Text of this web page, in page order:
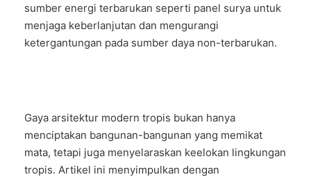
sumber energi terbarukan seperti panel surya untuk
menjaga keberlanjutan dan mengurangi
ketergantungan pada sumber daya non-terbarukan.
Gaya arsitektur modern tropis bukan hanya
menciptakan bangunan-bangunan yang memikat
mata, tetapi juga menyelaraskan keelokan lingkungan
tropis. Artikel ini menyimpulkan dengan